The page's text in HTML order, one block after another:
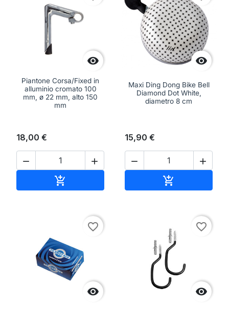

Piantone Corsa/Fixed in
alluminio cromato 100
mm, ø 22 mm, alto 150
mm
18,00 €
 


Maxi Ding Dong Bike Bell
Diamond Dot White,
diametro 8 cm
15,90 €
 


favorite_border

favorite_border